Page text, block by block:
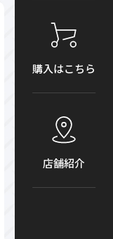
購入はこちら
店舗紹介